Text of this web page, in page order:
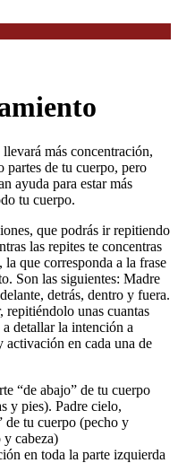
más concentración,
partes de tu cuerpo, pero
ayuda para estar más
tu cuerpo.
que podrás ir repitiendo
las repites te concentras
que corresponda a la frase
Son las siguientes: Madre
detrás, dentro y fuera.
repitiéndolo unas cuantas
detallar la intención a
activación en cada una de
“de abajo” de tu cuerpo
y pies). Padre cielo,
de tu cuerpo (pecho y
y cabeza)
en toda la parte izquierda